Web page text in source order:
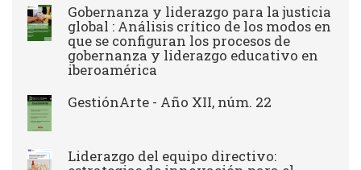
Gobernanza y liderazgo para la justicia
global : Análisis crítico de los modos en
que se configuran los procesos de
gobernanza y liderazgo educativo en
iberoamérica
GestiónArte - Año XII, núm. 22
Liderazgo del equipo directivo: